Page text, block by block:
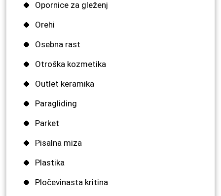
Opornice za gleženj
Orehi
Osebna rast
Otroška kozmetika
Outlet keramika
Paragliding
Parket
Pisalna miza
Plastika
Pločevinasta kritina